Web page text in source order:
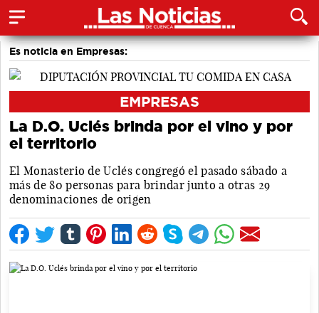
Es noticia en Empresas:
EMPRESAS
La D.O. Uclés brinda por el vino y por
el territorio
El Monasterio de Uclés congregó el pasado sábado a
más de 80 personas para brindar junto a otras 29
denominaciones de origen